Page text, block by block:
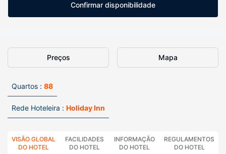
Confirmar disponibilidade
Preços Mapa
Quartos : 88
Rede Hoteleira : Holiday Inn
VISÃO GLOBAL
DO HOTEL
FACILIDADES
DO HOTEL
INFORMAÇÃO
DO HOTEL
REGULAMENTOS
DO HOTEL